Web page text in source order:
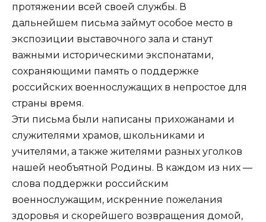
протяжении всей своей службы. В
дальнейшем письма займут особое место в
экспозиции выставочного зала и станут
важными историческими экспонатами,
сохраняющими память о поддержке
российских военнослужащих в непростое для
страны время.
Эти письма были написаны прихожанами и
служителями храмов, школьниками и
учителями, а также жителями разных уголков
нашей необъятной Родины. В каждом из них —
слова поддержки российским
военнослужащим, искренние пожелания
здоровья и скорейшего возвращения домой,